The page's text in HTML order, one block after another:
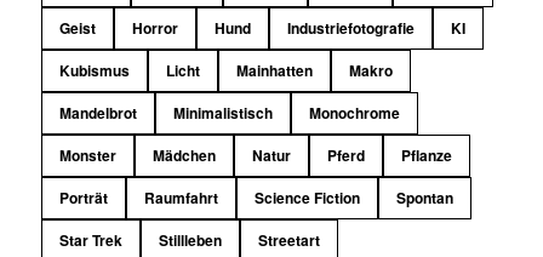
Geist
Horror Hund Industriefotografie
KI
Kubismus
Licht Mainhatten
Makro
Mandelbrot
Minimalistisch
Monochrome
Monster
Mädchen Natur Pferd
Pflanze
Porträt
Raumfahrt Science Fiction
Spontan
Star Trek
Stillleben Streetart